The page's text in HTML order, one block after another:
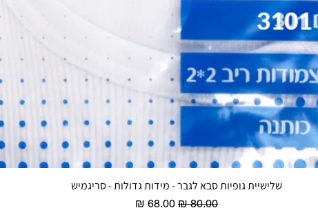
תצוגה מהירה
שלישיית גופיות סבא לגבר - מידות גדולות - סריגמיש
מחיר רגילמחיר מבצע